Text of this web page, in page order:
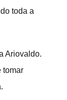
toda a
Ariovaldo.
tomar